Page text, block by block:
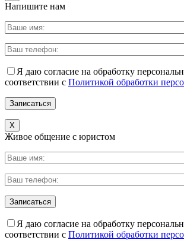
Напишите нам
Я даю согласие на обработку
соответствии с Политикой обработки
X
Живое общение с юристом
Я даю согласие на обработку
соответствии с Политикой обработки